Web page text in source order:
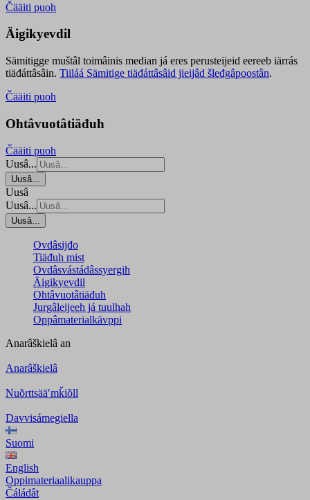
Čääiti puoh
Äigikyevdil
Sämitigge muštâl toimâinis median já eres perusteijeid eereeb iärrás
tiäđáttâsâin. Tiiláá Sämitige tiäđáttâsâid jieijâd šleđgâpoostân.
Čääiti puoh
Ohtâvuotâtiäđuh
Čääiti puoh
Uusâ...
Uusâ...
Uusâ
Uusâ...
Uusâ...
Ovdâsijđo
Tiäđuh mist
Ovdâsvástádâssyergih
Äigikyevdil
Ohtâvuotâtiäđuh
Jurgâleijeeh já tuulhah
Oppâmaterialkävppi
Anarâškielâ an
Anarâškielâ
Nuõrttsääʹmǩiõll
Davvisámegiella
Suomi
English
Oppimateriaalikauppa
Čáládât